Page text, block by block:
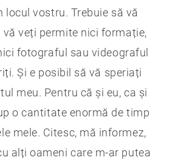
locul vostru. Trebuie să vă
veți permite nici formație,
fotograful sau videograful
Și e posibil să vă speriați
meu. Pentru că și eu, ca și
o cantitate enormă de timp
mele. Citesc, mă informez,
alți oameni care m-ar putea